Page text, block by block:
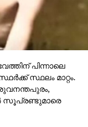
പിന്നാലെ
സ്ഥലം മാറ്റം.
സൂപ്രണ്ടുമാരെ